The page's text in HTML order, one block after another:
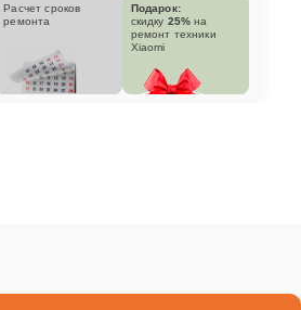
Расчет сроков
ремонта
Подарок:
скидку 25% на
ремонт техники
Xiaomi